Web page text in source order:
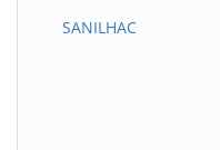
SANILHAC